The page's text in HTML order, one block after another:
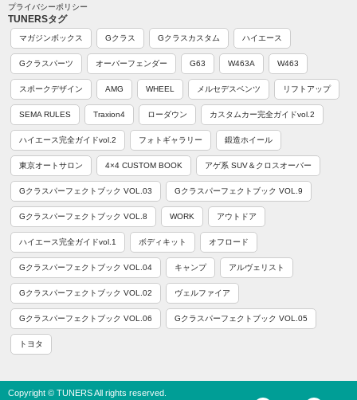
プライバシーポリシー
TUNERSタグ
マガジンボックス Gクラス Gクラスカスタム ハイエース
Gクラスパーツ オーバーフェンダー G63 W463A W463
スポークデザイン AMG WHEEL メルセデスベンツ リフトアップ
SEMA RULES Traxion4 ローダウン カスタムカー完全ガイドvol.2
ハイエース完全ガイドvol.2 フォトギャラリー 鍛造ホイール
東京オートサロン 4×4 CUSTOM BOOK アゲ系 SUV＆クロスオーバー
Gクラスパーフェクトブック VOL.03 Gクラスパーフェクトブック VOL.9
Gクラスパーフェクトブック VOL.8 WORK アウトドア
ハイエース完全ガイドvol.1 ボディキット オフロード
Gクラスパーフェクトブック VOL.04 キャンプ アルヴェリスト
Gクラスパーフェクトブック VOL.02 ヴェルファイア
Gクラスパーフェクトブック VOL.06 Gクラスパーフェクトブック VOL.05
トヨタ
Copyright © TUNERS All rights reserved.